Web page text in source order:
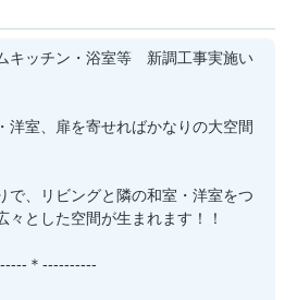
キッチン・浴室等 新調工事実施い
洋室、扉を寄せればかなりの大空間
で、リビングと隣の和室・洋室をつ
々とした空間が生まれます！！
＊----------